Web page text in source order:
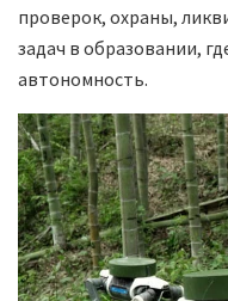
проверок, охраны,
задач в образовании,
автономность.